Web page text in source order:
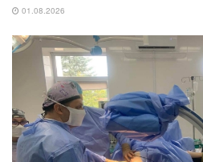
01.08.2026